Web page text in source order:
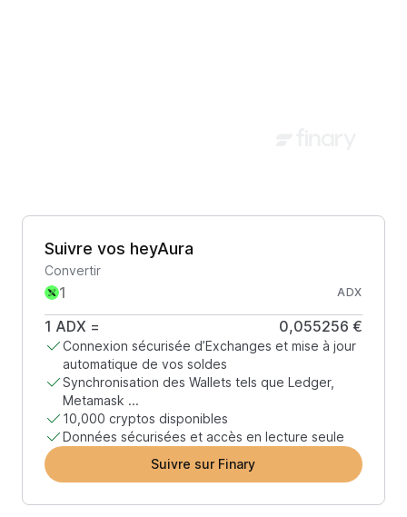
Suivre vos heyAura
Convertir
ADX
1 ADX = 0,055256 €
Connexion sécurisée d’Exchanges et mise à jour
automatique de vos soldes
Synchronisation des Wallets tels que Ledger,
Metamask ...
10,000 cryptos disponibles
Données sécurisées et accès en lecture seule
Suivre sur Finary